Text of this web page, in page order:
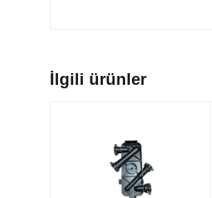
İlgili ürünler